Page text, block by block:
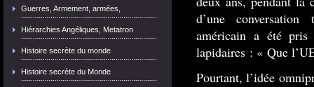
Guerres, Armement, armées,
Hiérarchies Angéliques, Metatron
Histoire secrète du monde
Histoire secrète du Monde
d’une
américain a été pris
lapidaires : « Que
Pourtant, l’idée